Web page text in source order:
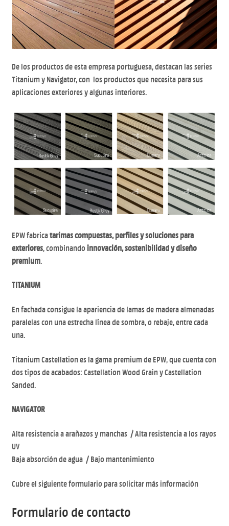
RESTAURA
Política de precios
De los productos de esta empresa portuguesa, destacan las series
Titanium y Navigator, con los productos que necesita para sus
aplicaciones exteriores y algunas interiores.
EPW fabricatarimas compuestas, perfiles y soluciones para
exteriores, combinando innovación, sostenibilidad y diseño
premium.
TITANIUM
En fachada consigue la apariencia de lamas de madera almenadas
paralelas con una estrecha línea de sombra, o rebaje, entre cada
una.
Titanium Castellation es la gama premium de EPW, que cuenta con
dos tipos de acabados: Castellation Wood Grain y Castellation
Sanded.
NAVIGATOR
Alta resistencia a arañazos y manchas / Alta resistencia a los rayos
UV
Baja absorción de agua / Bajo mantenimiento
Cubre el siguiente formulario para solicitar más información
Formulario de contacto